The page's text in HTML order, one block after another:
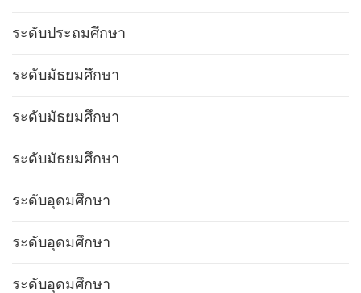
ระดับประถมศึกษา
ระดับมัธยมศึกษา
ระดับมัธยมศึกษา
ระดับมัธยมศึกษา
ระดับอุดมศึกษา
ระดับอุดมศึกษา
ระดับอุดมศึกษา